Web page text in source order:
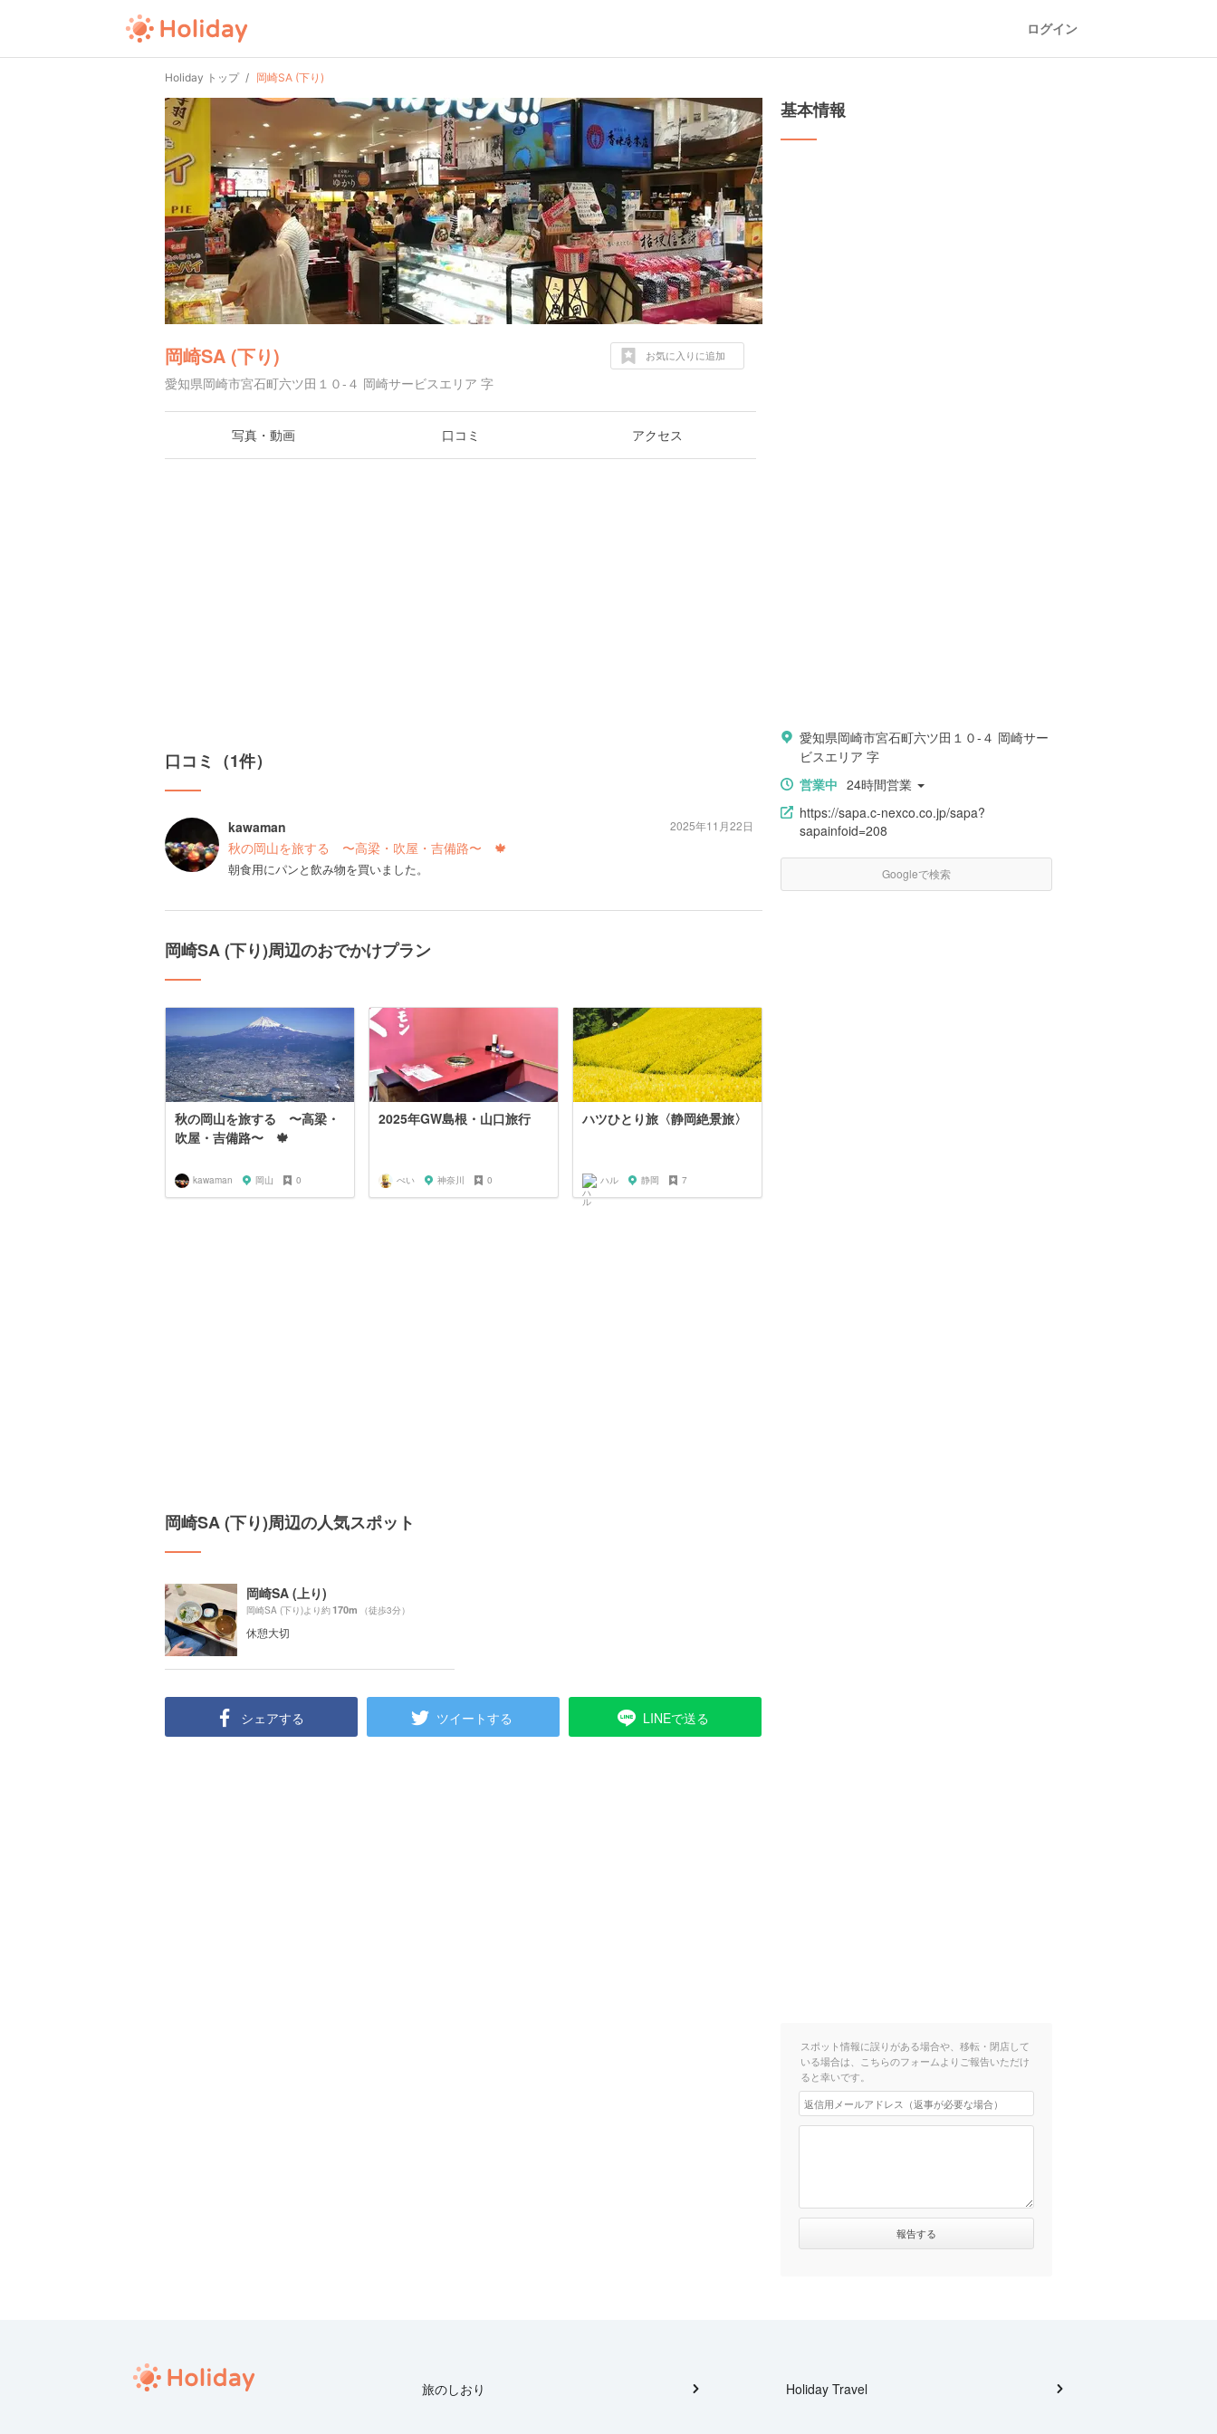
ログイン
Holiday トップ 岡崎SA (下り)
岡崎SA (下り)
愛知県岡崎市宮石町六ツ田１０-４ 岡崎サービスエリア 字
お気に入りに追加
写真・動画 口コミ アクセス
口コミ（1件）
kawaman
秋の岡山を旅する 〜高梁・吹屋・吉備路〜 🍁
朝食用にパンと飲み物を買いました。
2025年11月22日
岡崎SA (下り)周辺のおでかけプラン
秋の岡山を旅する 〜高梁・
吹屋・吉備路〜 🍁
kawaman 岡山 0
2025年GW島根・山口旅行
ぺい 神奈川 0
ハツひとり旅〈静岡絶景旅〉
ハル 静岡 7
岡崎SA (下り)周辺の人気スポット
岡崎SA (上り)
岡崎SA (下り)より約170m （徒歩3分）
休憩大切
シェアする ツイートする LINEで送る
基本情報
愛知県岡崎市宮石町六ツ田１０-４ 岡崎サー
ビスエリア 字
営業中 24時間営業
https://sapa.c-nexco.co.jp/sapa?
sapainfoid=208
Googleで検索
スポット情報に誤りがある場合や、移転・閉店して
いる場合は、こちらのフォームよりご報告いただけ
ると幸いです。
旅のしおり Holiday Travel